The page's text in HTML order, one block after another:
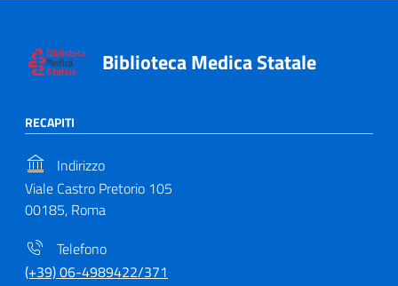
Biblioteca Medica Statale
RECAPITI
Indirizzo
Viale Castro Pretorio 105
00185, Roma
Telefono
(+39) 06-4989422/371